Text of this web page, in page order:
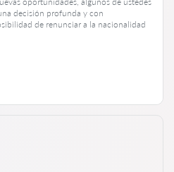
decisión profunda y con
de renunciar a la nacionalidad